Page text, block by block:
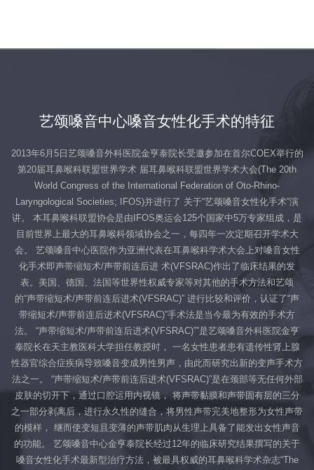
艺颂嗓音中心嗓音女性化手术的特征
2013年6月5日艺颂嗓音外科医院金亨泰院长受邀参加在首尔COEX举行的
第20届耳鼻喉科联盟世界学术 届耳鼻喉科联盟世界学术大会(The 20th
World Congress of the International Federation of Oto-Rhino-
Laryngological Societies; IFOS)并进行了 关于“艺颂嗓音女性化手术”演
讲。 本耳鼻喉科联盟协会是由IFOS奥运会125个国家中5万专家组成，是
目前世界上最大的耳鼻喉科领域协会之一，每四年一次定期召开学术大
会。
艺颂嗓音中心医院作为亚洲代表在耳鼻喉科学术大会上对嗓音女性
化手术即声带缩短术/声带前连后进 术(VFSRAC)作出了临床结果的发
表。美国、德国、法国等世界性权威专家等对其他的手术方法和艺颂
的“声带缩短术/声带前连后进术(VFSRAC)” 进行比较和评价，认证了“声
带缩短术/声带前连后进术(VFSRAC)”手术法是当今最为有效的手术方
法。
“声带缩短术/声带前连后进术(VFSRAC)””是艺颂嗓音外科医院金亨
泰院长在天主教医科大学担任教授时， 一名女性患者患有遗传性肾上腺
性器官综合症疾病导致嗓音变成男性男声，由此而研究出新的变声手术方
法之一。
“声带缩短术/声带前连后进术(VFSRAC)”是在颈部等无任何外部
皮肤的切开下，通过口腔运用内视镜， 将声带黏膜和声带固有层的三分
之一部分剥离后，进行永久性的缝合，将男性声带完美地整形为女性声带
的模样， 继而使变短且变薄的声带肌肉从生理上具备了能发出女性声音
的功能。
艺颂嗓音中心金亨泰院长经过12年的临床研究结果撰写的关于
嗓音女性化手术最新型治疗方法，被最具权威的耳鼻喉科学术杂志“The